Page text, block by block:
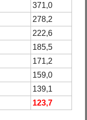
371,0
278,2
222,6
185,5
171,2
159,0
139,1
123,7